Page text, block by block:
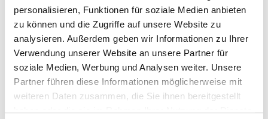
personalisieren, Funktionen für soziale Medien anbieten
zu können und die Zugriffe auf unsere Website zu
analysieren. Außerdem geben wir Informationen zu Ihrer
Verwendung unserer Website an unsere Partner für
soziale Medien, Werbung und Analysen weiter. Unsere
Partner führen diese Informationen möglicherweise mit
weiteren Daten zusammen, die Sie ihnen bereitgestellt
haben oder die sie im Rahmen Ihrer Nutzung der Dienste
11/ 2024 | IKI-Leitfäden
NDC Participation Guidebook
Englisch (PDF, 3 MB)